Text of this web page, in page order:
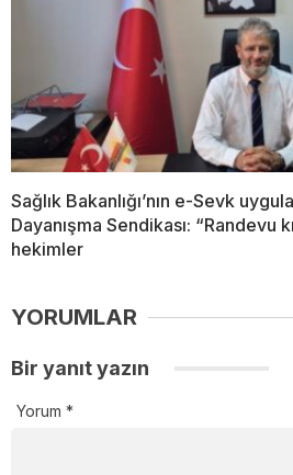
Sağlık Bakanlığı’nın e-Sevk
Dayanışma Sendikası: “Randevu
hekimler
YORUMLAR
Bir yanıt yazın
Yorum *